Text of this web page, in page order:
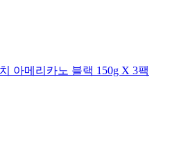
아메리카노 블랙 150g X 3팩